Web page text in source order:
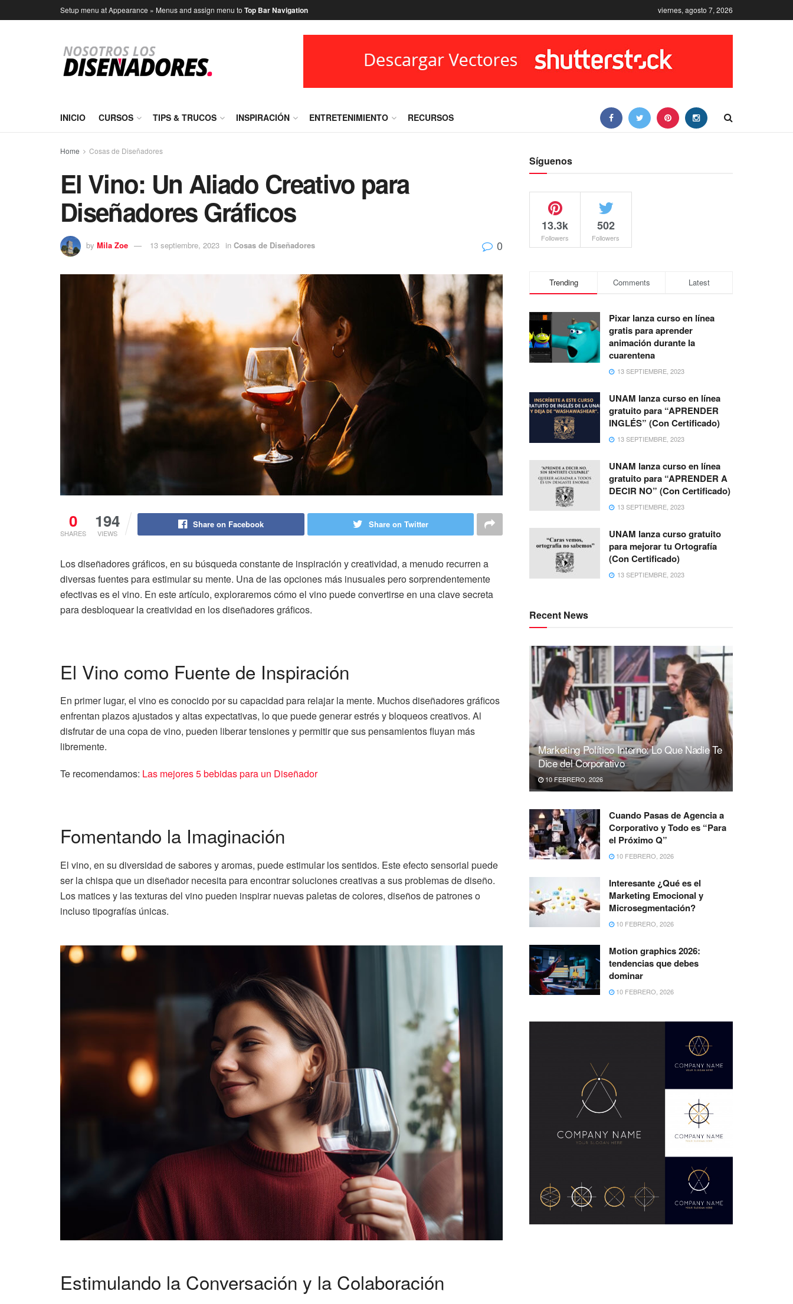
Setup menu at Appearance » Menus and assign menu to Top Bar Navigation viernes, agosto 7, 2026
INICIO CURSOS TIPS & TRUCOS INSPIRACIÓN ENTRETENIMIENTO RECURSOS
Home Cosas de Diseñadores
El Vino: Un Aliado Creativo para
Diseñadores Gráficos
by Mila Zoe 13 septiembre, 2023 in Cosas de Diseñadores 0
0
SHARES
194
VIEWS
Share on Facebook Share on Twitter
Los diseñadores gráficos, en su búsqueda constante de inspiración y creatividad, a menudo recurren a
diversas fuentes para estimular su mente. Una de las opciones más inusuales pero sorprendentemente
efectivas es el vino. En este artículo, exploraremos cómo el vino puede convertirse en una clave secreta
para desbloquear la creatividad en los diseñadores gráficos.
El Vino como Fuente de Inspiración
En primer lugar, el vino es conocido por su capacidad para relajar la mente. Muchos diseñadores gráficos
enfrentan plazos ajustados y altas expectativas, lo que puede generar estrés y bloqueos creativos. Al
disfrutar de una copa de vino, pueden liberar tensiones y permitir que sus pensamientos fluyan más
libremente.
Te recomendamos: Las mejores 5 bebidas para un Diseñador
Fomentando la Imaginación
El vino, en su diversidad de sabores y aromas, puede estimular los sentidos. Este efecto sensorial puede
ser la chispa que un diseñador necesita para encontrar soluciones creativas a sus problemas de diseño.
Los matices y las texturas del vino pueden inspirar nuevas paletas de colores, diseños de patrones o
incluso tipografías únicas.
Estimulando la Conversación y la Colaboración
Síguenos
13.3k
Followers
502
Followers
Trending Comments Latest
Pixar lanza curso en línea
gratis para aprender
animación durante la
cuarentena
13 SEPTIEMBRE, 2023
UNAM lanza curso en línea
gratuito para “APRENDER
INGLÉS” (Con Certificado)
13 SEPTIEMBRE, 2023
UNAM lanza curso en línea
gratuito para “APRENDER A
DECIR NO” (Con Certificado)
13 SEPTIEMBRE, 2023
UNAM lanza curso gratuito
para mejorar tu Ortografía
(Con Certificado)
13 SEPTIEMBRE, 2023
Recent News
Marketing Político Interno: Lo Que Nadie Te
Dice del Corporativo
10 FEBRERO, 2026
Cuando Pasas de Agencia a
Corporativo y Todo es “Para
el Próximo Q”
10 FEBRERO, 2026
Interesante ¿Qué es el
Marketing Emocional y
Microsegmentación?
10 FEBRERO, 2026
Motion graphics 2026:
tendencias que debes
dominar
10 FEBRERO, 2026